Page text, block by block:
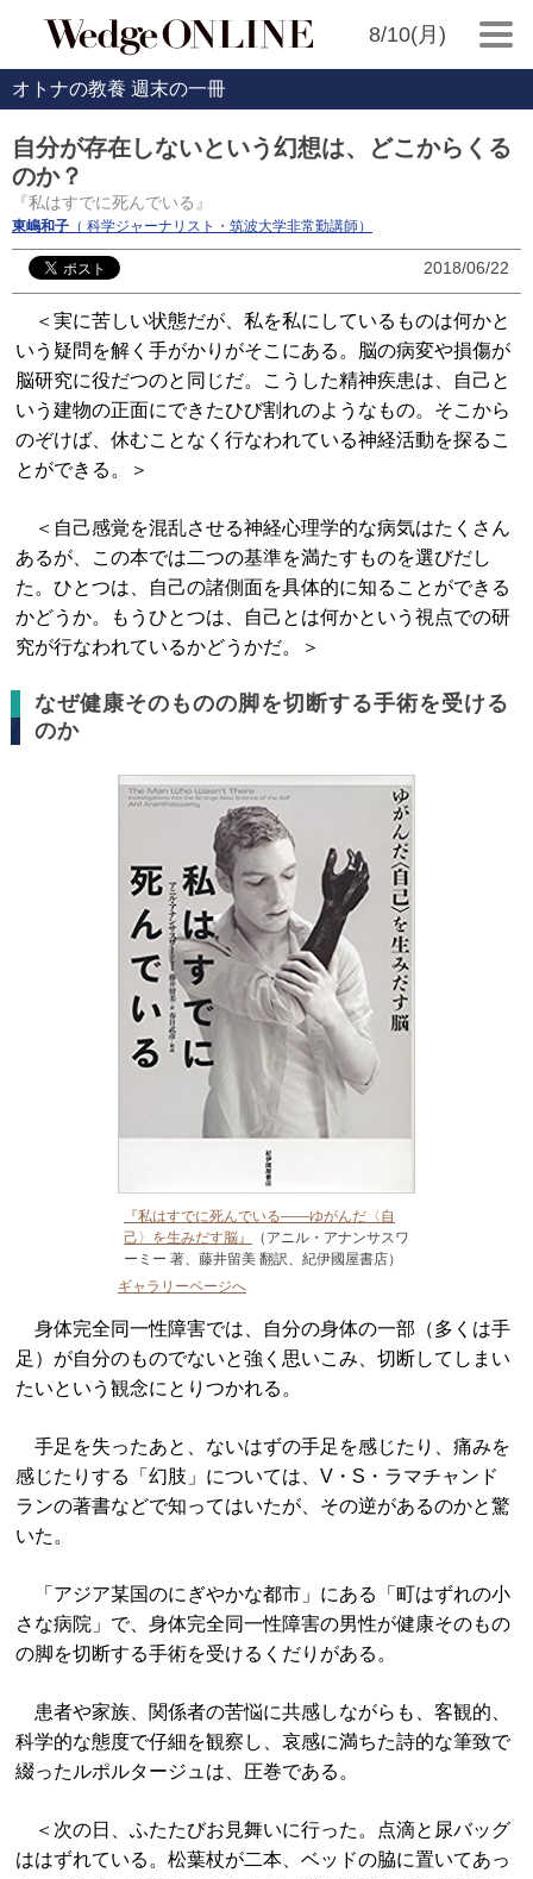
8/10(月)
オトナの教養 週末の一冊
自分が存在しないという幻想は、どこからくる
のか？
『私はすでに死んでいる』
東嶋和子 （ 科学ジャーナリスト・筑波大学非常勤講師）
2018/06/22
＜実に苦しい状態だが、私を私にしているものは何かと
いう疑問を解く手がかりがそこにある。脳の病変や損傷が
脳研究に役だつのと同じだ。こうした精神疾患は、自己と
いう建物の正面にできたひび割れのようなもの。そこから
のぞけば、休むことなく行なわれている神経活動を探るこ
とができる。＞
＜自己感覚を混乱させる神経心理学的な病気はたくさん
あるが、この本では二つの基準を満たすものを選びだし
た。ひとつは、自己の諸側面を具体的に知ることができる
かどうか。もうひとつは、自己とは何かという視点での研
究が行なわれているかどうかだ。＞
なぜ健康そのものの脚を切断する手術を受ける
のか
『私はすでに死んでいる――ゆがんだ〈自
己〉を生みだす脳』
（アニル・アナンサスワ
ーミー 著、藤井留美 翻訳、紀伊國屋書店）
ギャラリーページへ
身体完全同一性障害では、自分の身体の一部（多くは手
足）が自分のものでないと強く思いこみ、切断してしまい
たいという観念にとりつかれる。
手足を失ったあと、ないはずの手足を感じたり、痛みを
感じたりする「幻肢」については、V・S・ラマチャンド
ランの著書などで知ってはいたが、その逆があるのかと驚
いた。
「アジア某国のにぎやかな都市」にある「町はずれの小
さな病院」で、身体完全同一性障害の男性が健康そのもの
の脚を切断する手術を受けるくだりがある。
患者や家族、関係者の苦悩に共感しながらも、客観的、
科学的な態度で仔細を観察し、哀感に満ちた詩的な筆致で
綴ったルポルタージュは、圧巻である。
＜次の日、ふたたびお見舞いに行った。点滴と尿バッグ
ははずれている。松葉杖が二本、ベッドの脇に置いてあっ